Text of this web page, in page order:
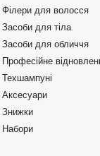
Філери для волосся
Засоби для тіла
Засоби для обличчя
Професійне
Техшампуні
Аксесуари
Знижки
Набори